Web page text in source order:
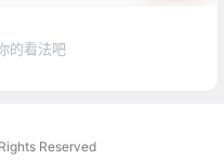
的看法吧
Reserved